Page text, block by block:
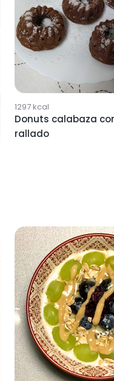
1297kcal
Donuts calabaza
rallado